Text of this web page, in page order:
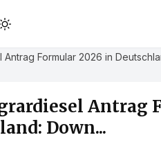
Formular 2026 in
Antrag
Down...